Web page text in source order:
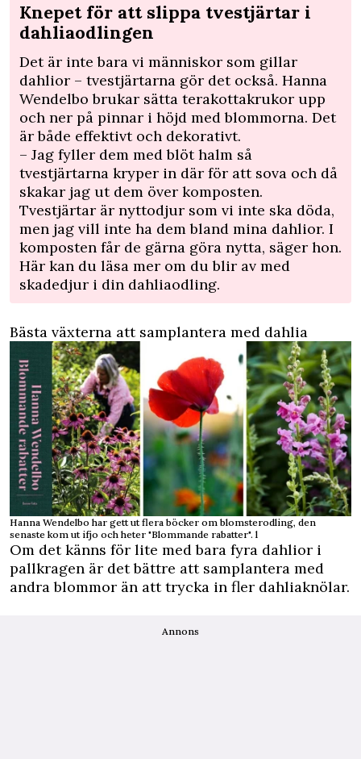
Knepet för att slippa tvestjärtar i
dahliaodlingen
Det är inte bara vi människor som gillar
dahlior – tvestjärtarna gör det också. Hanna
Wendelbo brukar sätta terakottakrukor upp
och ner på pinnar i höjd med blommorna. Det
är både effektivt och dekorativt.
– Jag fyller dem med blöt halm så
tvestjärtarna kryper in där för att sova och då
skakar jag ut dem över komposten.
Tvestjärtar är nyttodjur som vi inte ska döda,
men jag vill inte ha dem bland mina dahlior. I
komposten får de gärna göra nytta, säger hon.
Här kan du läsa mer om du blir av med
skadedjur i din dahliaodling.
Bästa växterna att samplantera med dahlia
Hanna Wendelbo har gett ut flera böcker om blomsterodling, den
senaste kom ut ifjo och heter "Blommande rabatter". l
Om det känns för lite med bara fyra dahlior i
pallkragen är det bättre att samplantera med
andra blommor än att trycka in fler dahliaknölar.
Annons